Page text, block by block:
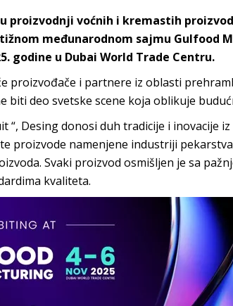
proizvodnji voćnih i kremastih
međunarodnom sajmu Gulfood
godine u Dubai World Trade Centru.
proizvođače i partnere iz oblasti
biti deo svetske scene koja oblikuje
“, Desing donosi duh tradicije i inovacije iz
proizvode namenjene industriji
Svaki proizvod osmišljen je sa
kvaliteta.